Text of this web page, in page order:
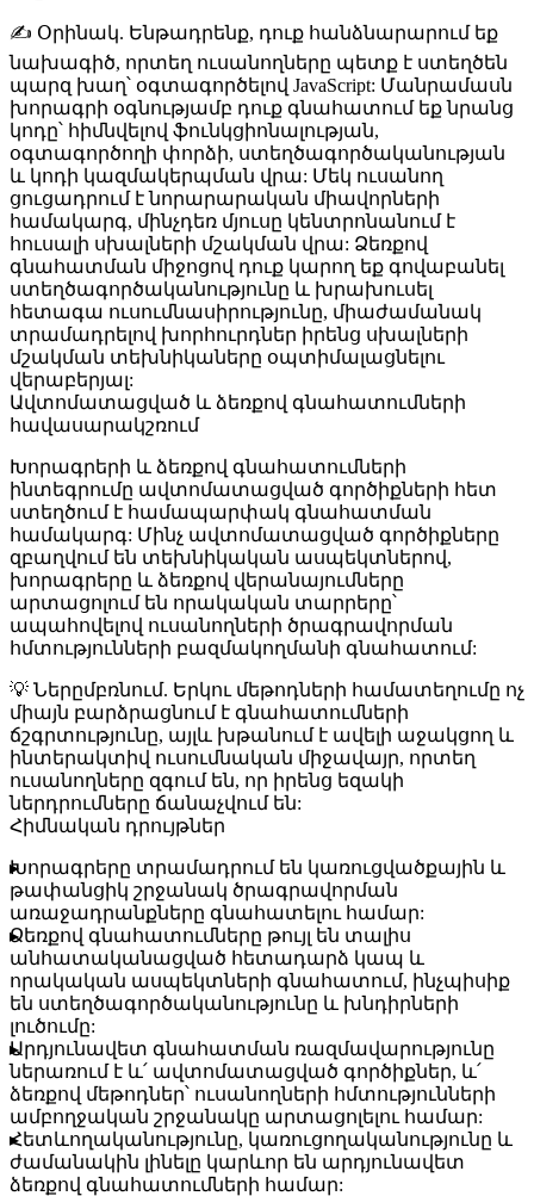
✍️ Օրինակ. Ենթադրենք, դուք հանձնարարում եք
նախագիծ, որտեղ ուսանողները պետք է ստեղծեն
պարզ խաղ՝ օգտագործելով JavaScript: Մանրամասն
խորագրի օգնությամբ դուք գնահատում եք նրանց
կոդը՝ հիմնվելով ֆունկցիոնալության,
օգտագործողի փորձի, ստեղծագործականության
և կոդի կազմակերպման վրա: Մեկ ուսանող
ցուցադրում է նորարարական միավորների
համակարգ, մինչդեռ մյուսը կենտրոնանում է
հուսալի սխալների մշակման վրա: Ձեռքով
գնահատման միջոցով դուք կարող եք գովաբանել
ստեղծագործականությունը և խրախուսել
հետագա ուսումնասիրությունը, միաժամանակ
տրամադրելով խորհուրդներ իրենց սխալների
մշակման տեխնիկաները օպտիմալացնելու
վերաբերյալ:
Ավտոմատացված և ձեռքով գնահատումների
հավասարակշռում
Խորագրերի և ձեռքով գնահատումների
ինտեգրումը ավտոմատացված գործիքների հետ
ստեղծում է համապարփակ գնահատման
համակարգ: Մինչ ավտոմատացված գործիքները
զբաղվում են տեխնիկական ասպեկտներով,
խորագրերը և ձեռքով վերանայումները
արտացոլում են որակական տարրերը՝
ապահովելով ուսանողների ծրագրավորման
հմտությունների բազմակողմանի գնահատում:
💡 Ներըմբռնում. Երկու մեթոդների համատեղումը ոչ
միայն բարձրացնում է գնահատումների
ճշգրտությունը, այլև խթանում է ավելի աջակցող և
ինտերակտիվ ուսումնական միջավայր, որտեղ
ուսանողները զգում են, որ իրենց եզակի
ներդրումները ճանաչվում են:
Հիմնական դրույթներ
Խորագրերը տրամադրում են կառուցվածքային և
թափանցիկ շրջանակ ծրագրավորման
առաջադրանքները գնահատելու համար:
Ձեռքով գնահատումները թույլ են տալիս
անհատականացված հետադարձ կապ և
որակական ասպեկտների գնահատում, ինչպիսիք
են ստեղծագործականությունը և խնդիրների
լուծումը:
Արդյունավետ գնահատման ռազմավարությունը
ներառում է և՛ ավտոմատացված գործիքներ, և՛
ձեռքով մեթոդներ՝ ուսանողների հմտությունների
ամբողջական շրջանակը արտացոլելու համար:
Հետևողականությունը, կառուցողականությունը և
ժամանակին լինելը կարևոր են արդյունավետ
ձեռքով գնահատումների համար: